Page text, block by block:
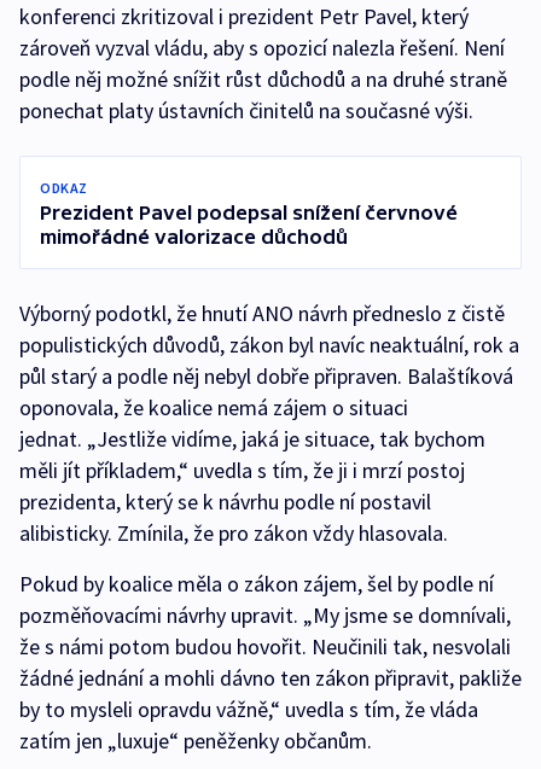
konferenci zkritizoval i prezident Petr Pavel, který
zároveň vyzval vládu, aby s opozicí nalezla řešení. Není
podle něj možné snížit růst důchodů a na druhé straně
ponechat platy ústavních činitelů na současné výši.
ODKAZ
Prezident Pavel podepsal snížení červnové
mimořádné valorizace důchodů
Výborný podotkl, že hnutí ANO návrh předneslo z čistě
populistických důvodů, zákon byl navíc neaktuální, rok a
půl starý a podle něj nebyl dobře připraven. Balaštíková
oponovala, že koalice nemá zájem o situaci
jednat. „Jestliže vidíme, jaká je situace, tak bychom
měli jít příkladem,“ uvedla s tím, že ji i mrzí postoj
prezidenta, který se k návrhu podle ní postavil
alibisticky. Zmínila, že pro zákon vždy hlasovala.
Pokud by koalice měla o zákon zájem, šel by podle ní
pozměňovacími návrhy upravit. „My jsme se domnívali,
že s námi potom budou hovořit. Neučinili tak, nesvolali
žádné jednání a mohli dávno ten zákon připravit, pakliže
by to mysleli opravdu vážně,“ uvedla s tím, že vláda
zatím jen „luxuje“ peněženky občanům.